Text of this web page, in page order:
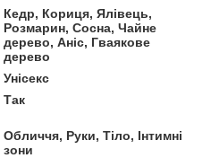
Кедр, Кориця, Ялівець,
Розмарин, Сосна, Чайне
дерево, Аніс, Гваякове
дерево
Унісекс
Так
Обличчя, Руки, Тіло, Інтимні
зони